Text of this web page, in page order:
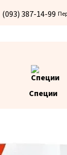
(093) 387-14-99
Специи